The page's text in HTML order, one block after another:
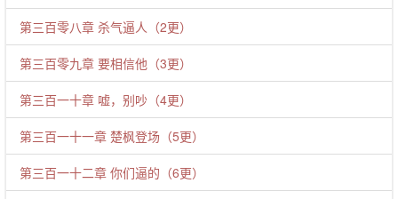
第三百零八章 杀气逼人（2更）
第三百零九章 要相信他（3更）
第三百一十章 嘘，别吵（4更）
第三百一十一章 楚枫登场（5更）
第三百一十二章 你们逼的（6更）